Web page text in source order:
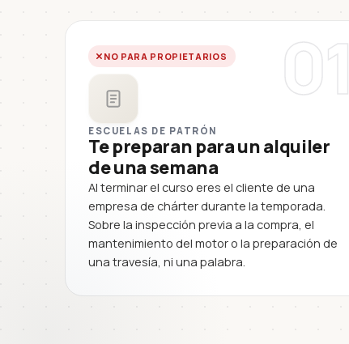
01
NO PARA PROPIETARIOS
ESCUELAS DE PATRÓN
Te preparan para un alquiler
de una semana
Al terminar el curso eres el cliente de una
empresa de chárter durante la temporada.
Sobre la inspección previa a la compra, el
mantenimiento del motor o la preparación de
una travesía, ni una palabra.